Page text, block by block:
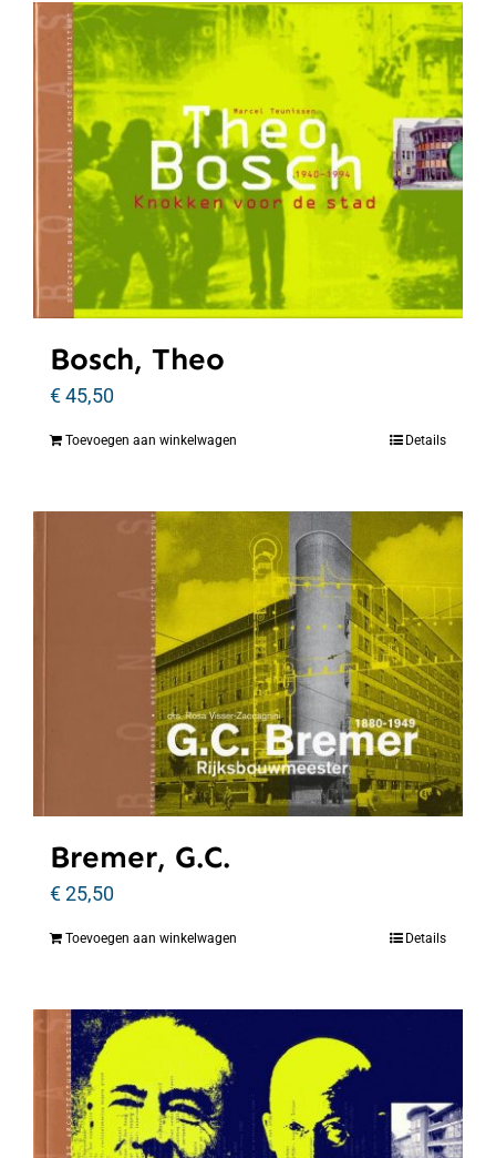
Bosch, Theo
€45,50
Toevoegen aan winkelwagen Details
Bremer, G.C.
€25,50
Toevoegen aan winkelwagen Details